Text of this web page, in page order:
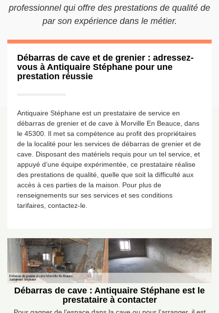
professionnel qui offre des prestations de qualité de
par son expérience dans le métier.
Débarras de cave et de grenier : adressez-
vous à Antiquaire Stéphane pour une
prestation réussie
Antiquaire Stéphane est un prestataire de service en
débarras de grenier et de cave à Morville En Beauce, dans
le 45300. Il met sa compétence au profit des propriétaires
de la localité pour les services de débarras de grenier et de
cave. Disposant des matériels requis pour un tel service, et
appuyé d’une équipe expérimentée, ce prestataire réalise
des prestations de qualité, quelle que soit la difficulté aux
accès à ces parties de la maison. Pour plus de
renseignements sur ses services et ses conditions
tarifaires, contactez-le.
Débarras de cave : Antiquaire Stéphane est le
prestataire à contacter